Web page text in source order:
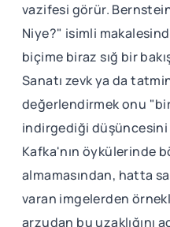
vazifesi görür.
Niye?" isimli
biçime biraz sığ bir
Sanatı zevk ya da
değerlendirmek onu
indirgediği düşüncesini
Kafka'nın öykülerinde
almamasından, hatta
varan imgelerden
arzudan bu uzaklığını